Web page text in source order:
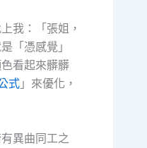
我：「張姐，
「憑感覺」
看起來髒髒
式」來優化，
異曲同工之